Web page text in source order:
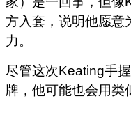
方入套，说明他愿意
力。
尽管这次Keating手
牌，他可能也会用类